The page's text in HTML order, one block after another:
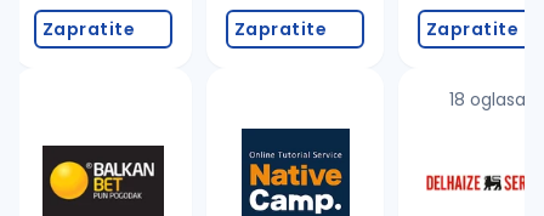
Zapratite Zapratite Zapratite
18 oglasa